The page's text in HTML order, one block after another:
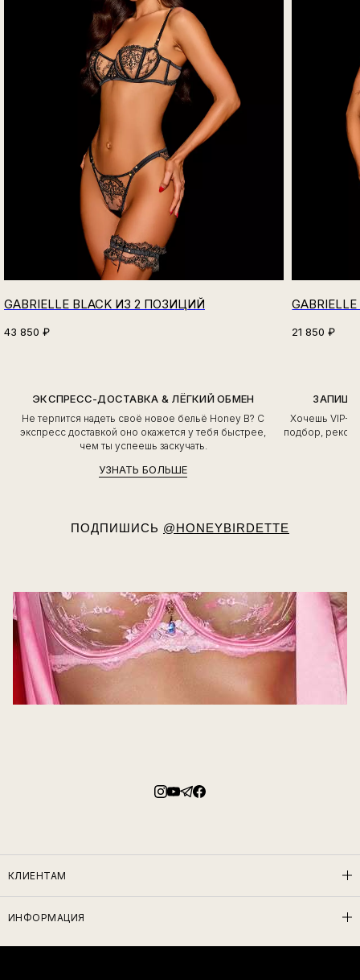
GABRIELLE BLACK ИЗ 2 ПОЗИЦИЙ
43 850 ₽ 21 850 ₽
ЭКСПРЕСС-ДОСТАВКА & ЛЁГКИЙ ОБМЕН
Не терпится надеть своё новое бельё Honey B? С
экспресс доставкой оно окажется у тебя быстрее,
чем ты успеешь заскучать.
УЗНАТЬ БОЛЬШЕ
Хочешь VIP-
подбор,
ПОДПИШИСЬ @HONEYBIRDETTE
КЛИЕНТАМ
ИНФОРМАЦИЯ